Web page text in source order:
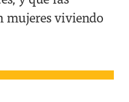
mujeres viviendo